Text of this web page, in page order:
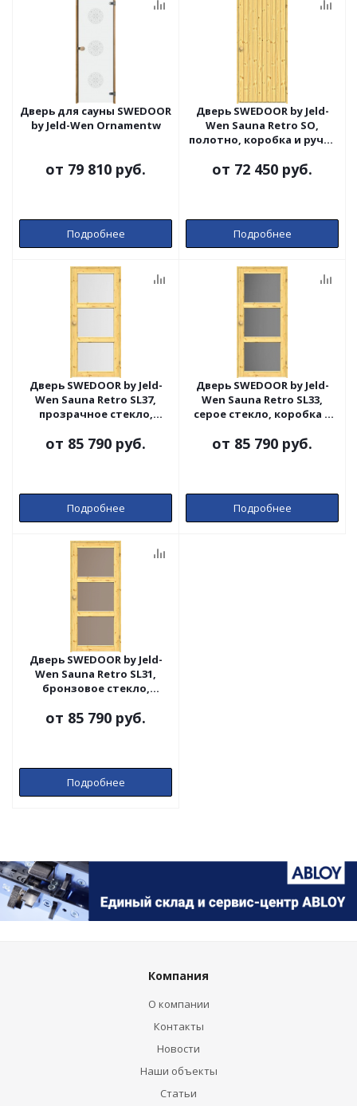
Дверь для сауны SWEDOOR
by Jeld-Wen Ornamentw
от 79 810 руб.
Подробнее
Дверь SWEDOOR by Jeld-
Wen Sauna Retro SO,
полотно, коробка и ручка
от 72 450 руб.
Подробнее
Дверь SWEDOOR by Jeld-
Wen Sauna Retro SL37,
прозрачное стекло,
от 85 790 руб.
Подробнее
Дверь SWEDOOR by Jeld-
Wen Sauna Retro SL33,
серое стекло, коробка и
от 85 790 руб.
Подробнее
Дверь SWEDOOR by Jeld-
Wen Sauna Retro SL31,
бронзовое стекло,
от 85 790 руб.
Подробнее
Компания
О компании
Контакты
Новости
Наши объекты
Статьи